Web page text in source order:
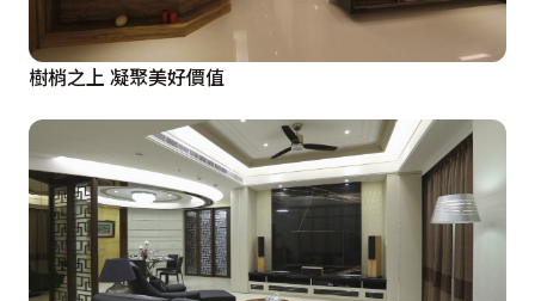
樹梢之上 凝聚美好價值